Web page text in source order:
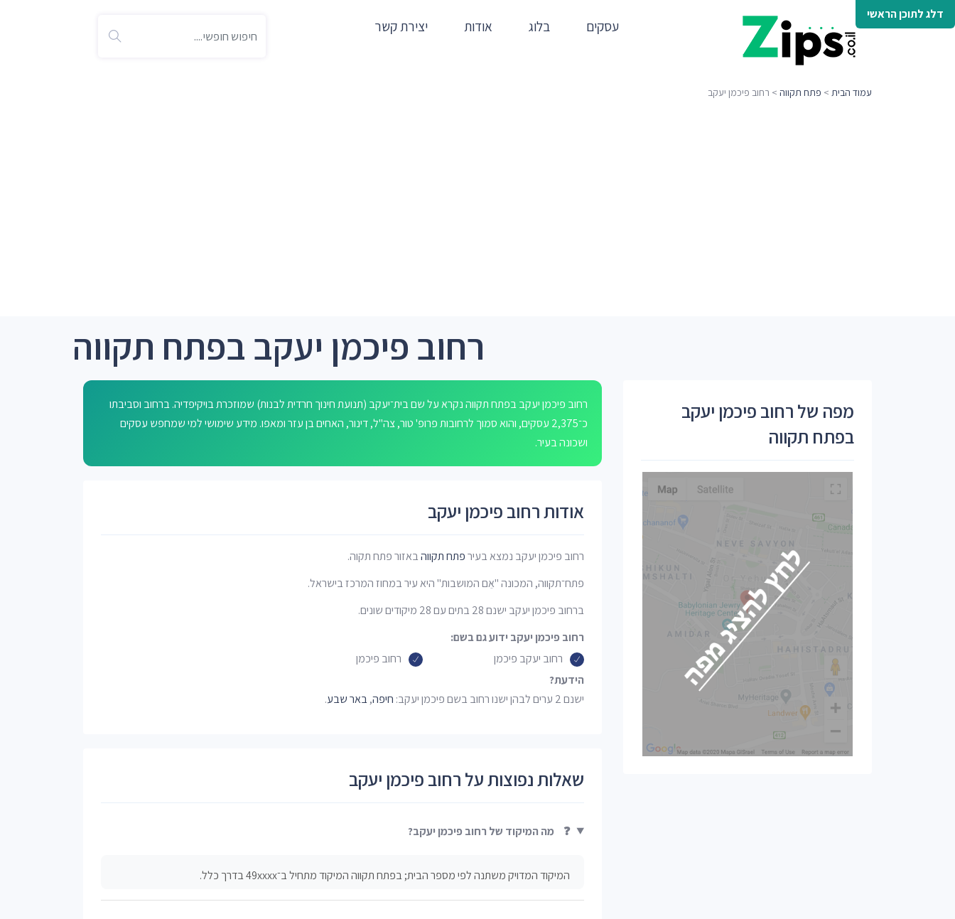
דלג לתוכן הראשי
עסקים בלוג אודות יצירת קשר
עמוד הבית > פתח תקווה > רחוב פיכמן יעקב
רחוב פיכמן יעקב בפתח תקווה
רחוב פיכמן יעקב בפתח תקווה נקרא על שם בית־יעקב (תנועת חינוך חרדית לבנות) שמוזכרת בויקיפדיה. ברחוב וסביבתו
כ־2,375 עסקים, והוא סמוך לרחובות פרופ' טור, צה"ל, דינור, האחים בן עזר ומאפו. מידע שימושי למי שמחפש עסקים
ושכונה בעיר.
אודות רחוב פיכמן יעקב
רחוב פיכמן יעקב נמצא בעירפתח תקווהבאזור פתח תקוה.
פתח־תקווה, המכונה "אֵם המושבות" היא עיר במחוז המרכז בישראל.
ברחוב פיכמן יעקב ישנם 28 בתים עם 28 מיקודים שונים.
רחוב פיכמן יעקב ידוע גם בשם:
רחוב יעקב פיכמן
רחוב פיכמן
הידעת?
ישנם 2 ערים לבהן ישנו רחוב בשם פיכמן יעקב:
חיפה,באר שבע.
שאלות נפוצות על רחוב פיכמן יעקב
❓ מה המיקוד של רחוב פיכמן יעקב?
המיקוד המדויק משתנה לפי מספר הבית; בפתח תקווה המיקוד מתחיל ב־49xxxx בדרך כלל.
מפה של רחוב פיכמן יעקב
בפתח תקווה